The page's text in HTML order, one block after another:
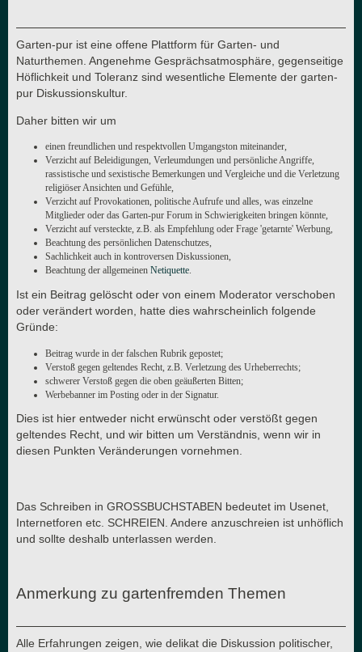
Garten-pur ist eine offene Plattform für Garten- und
Naturthemen. Angenehme Gesprächsatmosphäre, gegenseitige
Höflichkeit und Toleranz sind wesentliche Elemente der garten-
pur Diskussionskultur.
Daher bitten wir um
einen freundlichen und respektvollen Umgangston miteinander,
Verzicht auf Beleidigungen, Verleumdungen und persönliche Angriffe,
rassistische und sexistische Bemerkungen und Vergleiche und die Verletzung
religiöser Ansichten und Gefühle,
Verzicht auf Provokationen, politische Aufrufe und alles, was einzelne
Mitglieder oder das Garten-pur Forum in Schwierigkeiten bringen könnte,
Verzicht auf versteckte, z.B. als Empfehlung oder Frage 'getarnte' Werbung,
Beachtung des persönlichen Datenschutzes,
Sachlichkeit auch in kontroversen Diskussionen,
Beachtung der allgemeinen Netiquette.
Ist ein Beitrag gelöscht oder von einem Moderator verschoben
oder verändert worden, hatte dies wahrscheinlich folgende
Gründe:
Beitrag wurde in der falschen Rubrik gepostet;
Verstoß gegen geltendes Recht, z.B. Verletzung des Urheberrechts;
schwerer Verstoß gegen die oben geäußerten Bitten;
Werbebanner im Posting oder in der Signatur.
Dies ist hier entweder nicht erwünscht oder verstößt gegen
geltendes Recht, und wir bitten um Verständnis, wenn wir in
diesen Punkten Veränderungen vornehmen.
Das Schreiben in GROSSBUCHSTABEN bedeutet im Usenet,
Internetforen etc. SCHREIEN. Andere anzuschreien ist unhöflich
und sollte deshalb unterlassen werden.
Anmerkung zu gartenfremden Themen
Alle Erfahrungen zeigen, wie delikat die Diskussion politischer,